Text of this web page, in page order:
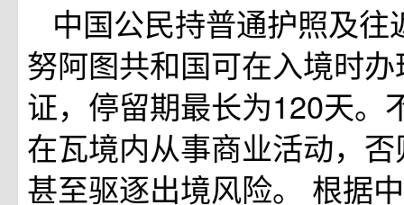
中国公民持普通护照及往
努阿图共和国可在入境时
证，停留期最长为120天。
在瓦境内从事商业活动，
甚至驱逐出境风险。 根据